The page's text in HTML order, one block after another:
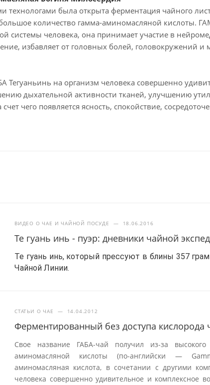
технологами была открыта ферментация чайного
большое количество гамма-аминомасляной кислоты.
системы человека, она принимает участие в
избавляет от головных болей, головокружений
Тегуаньинь на организм человека совершенно
дыхательной активности тканей, улучшению
чего появляется ясность, спокойствие,
ВИДЕО О ЧАЕ И ЧАЙНОЙ ПОСУДЕ — 18.06.2016
Те гуань инь - пуэр: дневники чайной
Те гуань инь, который прессуют в блины 357
Чайной Линии.
СТАТЬИ О ЧАЕ — 14.04.2012
Ферментированный без доступа кислорода
Свое название ГАБА-чай получил из-за
аминомасляной кислоты (по-английски —
аминомасляная кислота, в сочетании с другими
человека совершенно удивительное и комплексное